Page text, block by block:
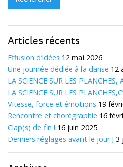
Articles récents
Effusion d’idées 12 mai 2026
Une journée dédiée à la danse 12
LA SCIENCE SUR LES PLANCHES,
LA SCIENCE SUR LES
Vitesse, force et émotions 19
Rencontre et chorégraphie 16
Clap(s) de fin ! 16 juin 2025
Derniers réglages avant le jour J 3